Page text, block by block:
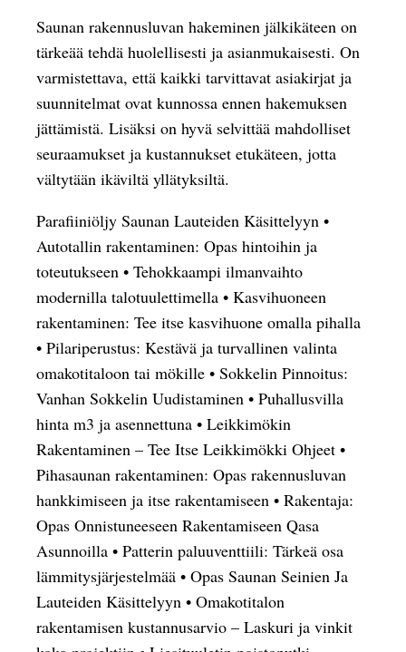
Saunan rakennusluvan hakeminen jälkikäteen on
tärkeää tehdä huolellisesti ja asianmukaisesti. On
varmistettava, että kaikki tarvittavat asiakirjat ja
suunnitelmat ovat kunnossa ennen hakemuksen
jättämistä. Lisäksi on hyvä selvittää mahdolliset
seuraamukset ja kustannukset etukäteen, jotta
vältytään ikäviltä yllätyksiltä.
Parafiiniöljy Saunan Lauteiden Käsittelyyn •
Autotallin rakentaminen: Opas hintoihin ja
toteutukseen • Tehokkaampi ilmanvaihto
modernilla talotuulettimella • Kasvihuoneen
rakentaminen: Tee itse kasvihuone omalla pihalla
• Pilariperustus: Kestävä ja turvallinen valinta
omakotitaloon tai mökille • Sokkelin Pinnoitus:
Vanhan Sokkelin Uudistaminen • Puhallusvilla
hinta m3 ja asennettuna • Leikkimökin
Rakentaminen – Tee Itse Leikkimökki Ohjeet •
Pihasaunan rakentaminen: Opas rakennusluvan
hankkimiseen ja itse rakentamiseen • Rakentaja:
Opas Onnistuneeseen Rakentamiseen Qasa
Asunnoilla • Patterin paluuventtiili: Tärkeä osa
lämmitysjärjestelmää • Opas Saunan Seinien Ja
Lauteiden Käsittelyyn • Omakotitalon
rakentamisen kustannusarvio – Laskuri ja vinkit